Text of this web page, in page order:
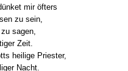
mir öfters
zu sein,
sagen,
Zeit.
heilige Priester,
Nacht.